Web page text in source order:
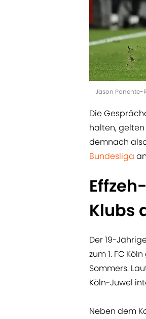
Jason Ponente-
Die
halten,
demnach
Bundesliga
Klubs
Der 19-
zum 1. FC
Sommers.
Köln-Juwel
Neben dem